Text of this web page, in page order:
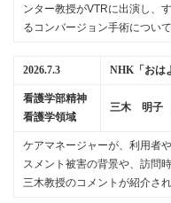
ンター教授がVTRに出演し、
るコンバージョン手術につい
2026.7.3 NHK「おは
看護学部精神
看護学領域
三木 明子
ケアマネージャーが、利用者
スメント被害の背景や、訪問
三木教授のコメントが紹介され